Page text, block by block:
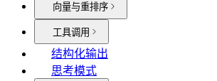
向量与重排序
工具调用
结构化输出
思考模式